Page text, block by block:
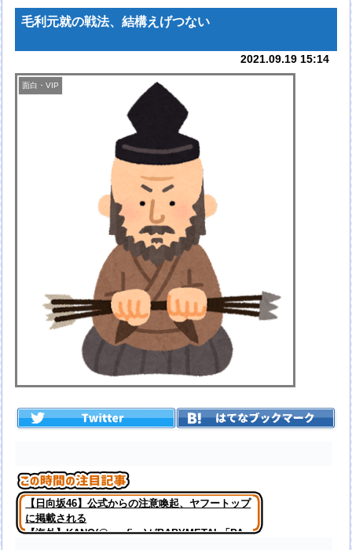
毛利元就の戦法、結構えげつない
2021.09.19 15:14
面白・VIP
【日向坂46】公式からの注意喚起、ヤフートップ
に掲載される
【海外】KANO(@onefive)がBABYMETAL「PA